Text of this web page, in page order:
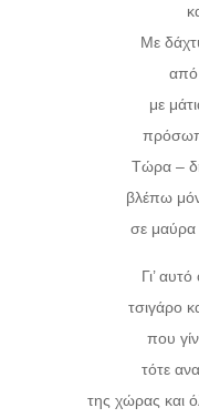
Με
από
με
Τώρα –
βλέπω
σε μαύρα
Γι’
τσιγάρο
που
τότε
της χώρας και